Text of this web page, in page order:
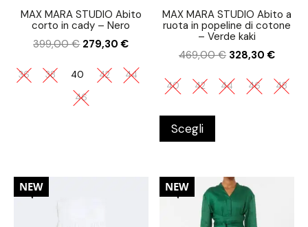
MAX MARA STUDIO Abito
corto in cady – Nero
399,00€ 279,30€
36 38 40 42
44
46
MAX MARA STUDIO Abito a
ruota in popeline di cotone
– Verde kaki
469,00€ 328,30€
40 42 44 46 48
Scegli
30%
NEW 30%
NEW